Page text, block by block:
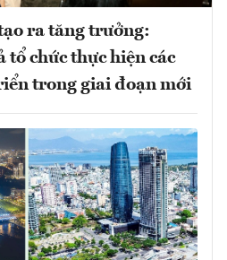
ra tăng trưởng:
tổ chức thực hiện các
trong giai đoạn mới